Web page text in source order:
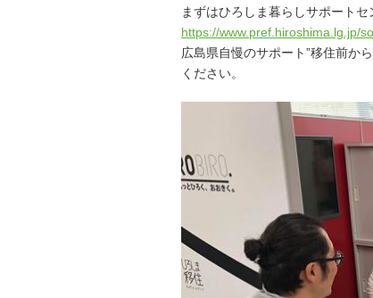
まずはひろしま暮らしサポート
https://www.pref.hiroshima.lg.jp/
広島県自慢のサポート”移住前か
くださ い。